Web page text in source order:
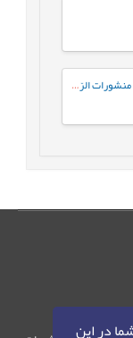
در این
مقایسه چاپ آفاق از کتاب جمال الاسبوع با چاپ منشورات الرّضى‏ بر پایه مقابله